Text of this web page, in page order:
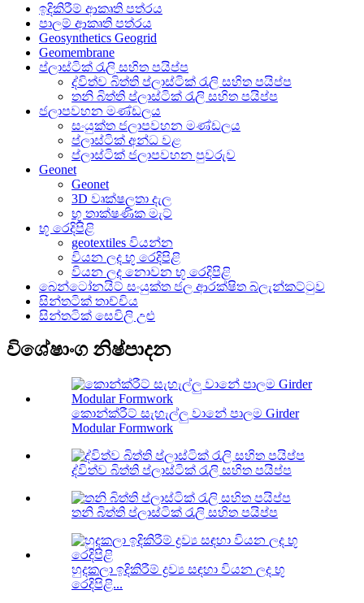
ඉදිකිරීම් ආකෘති පත්රය
පාලම් ආකෘති පත්රය
Geosynthetics Geogrid
Geomembrane
ප්ලාස්ටික් රැලි සහිත පයිප්ප
ද්විත්ව බිත්ති ප්ලාස්ටික් රැලි සහිත පයිප්ප
තනි බිත්ති ප්ලාස්ටික් රැලි සහිත පයිප්ප
ජලාපවහන මණ්ඩලය
සංයුක්ත ජලාපවහන මණ්ඩලය
ප්ලාස්ටික් අන්ධ වළ
ප්ලාස්ටික් ජලාපවහන පුවරුව
Geonet
Geonet
3D වෘක්ෂලතා දැල
භූ තාක්ෂණික මැට්
භූ රෙදිපිළි
geotextiles වියන්න
වියන ලද භූ රෙදිපිළි
වියන ලද නොවන භූ රෙදිපිළි
බෙන්ටෝනයිට් සංයුක්ත ජල ආරක්ෂිත බ්ලැන්කට්ටුව
සින්තටික් තාච්චිය
සින්තටික් සෙවිලි උළු
විශේෂාංග නිෂ්පාදන
කොන්ක්රීට් සැහැල්ලු වානේ පාලම Girder
Modular Formwork
ද්විත්ව බිත්ති ප්ලාස්ටික් රැලි සහිත පයිප්ප
තනි බිත්ති ප්ලාස්ටික් රැලි සහිත පයිප්ප
හුදකලා ඉදිකිරීම් ද්‍රව්‍ය සඳහා වියන ලද භූ
රෙදිපිළි...